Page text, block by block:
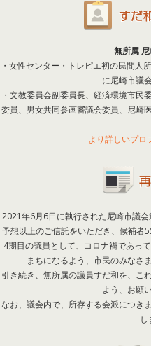
無所属
・女性センター・トレピエ初の民間
に尼崎市議
・文教委員会副委員長、経済環境市
委員、男女共同参画審議会委員、尼崎
より詳しいプロ
2021年6月6日に執行された尼崎市議
予想以上のご信託をいただき、候補者
4期目の議員として、コロナ禍であっ
まちになるよう、市民のみなさ
引き続き、無所属の議員すだ和を、こ
よう、お願
なお、議会内で、所存する会派につき
し